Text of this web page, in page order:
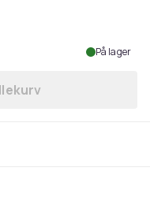
På lager
Sherlock Holmes: